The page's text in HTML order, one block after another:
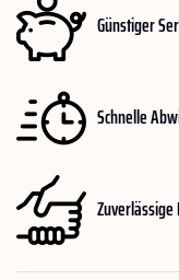
Günstiger
Schnelle